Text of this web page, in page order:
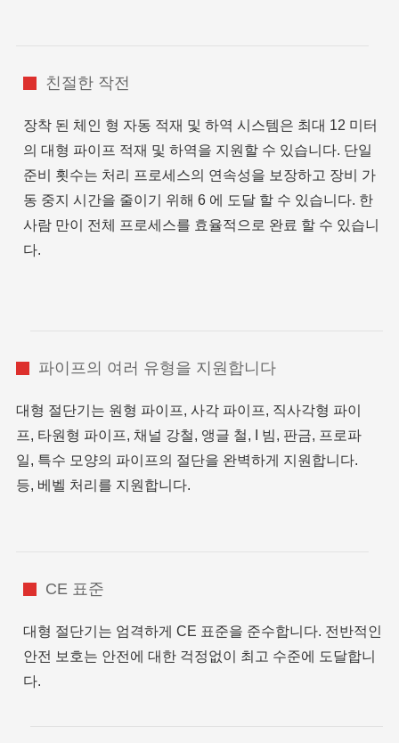
친절한 작전
장착 된 체인 형 자동 적재 및 하역 시스템은 최대 12 미터
의 대형 파이프 적재 및 하역을 지원할 수 있습니다. 단일
준비 횟수는 처리 프로세스의 연속성을 보장하고 장비 가
동 중지 시간을 줄이기 위해 6 에 도달 할 수 있습니다. 한
사람 만이 전체 프로세스를 효율적으로 완료 할 수 있습니
다.
파이프의 여러 유형을 지원합니다
대형 절단기는 원형 파이프, 사각 파이프, 직사각형 파이
프, 타원형 파이프, 채널 강철, 앵글 철, I 빔, 판금, 프로파
일, 특수 모양의 파이프의 절단을 완벽하게 지원합니다.
등, 베벨 처리를 지원합니다.
CE 표준
대형 절단기는 엄격하게 CE 표준을 준수합니다. 전반적인
안전 보호는 안전에 대한 걱정없이 최고 수준에 도달합니
다.